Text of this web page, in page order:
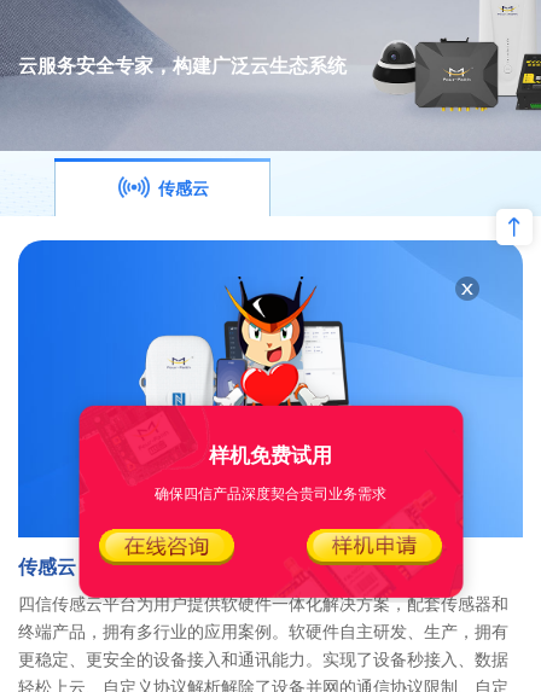
云服务安全专家，构建广泛云生态系统
传感云
传感云
四信传感云平台为用户提供软硬件一体化解决方案，配套传感器和
终端产品，拥有多行业的应用案例。软硬件自主研发、生产，拥有
更稳定、更安全的设备接入和通讯能力。实现了设备秒接入、数据
轻松上云、自定义协议解析解除了设备并网的通信协议限制、自定
样机免费试用
确保四信产品深度契合贵司业务需求